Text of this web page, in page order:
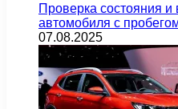
Проверка состояния
автомобиля с
07.08.2025